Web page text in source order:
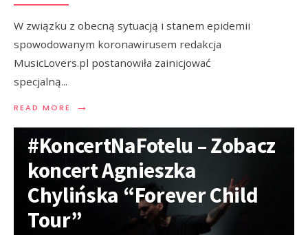
W związku z obecną sytuacją i stanem epidemii
spowodowanym koronawirusem redakcja
MusicLovers.pl postanowiła zainicjować
specjalną...
READ MORE →
#KoncertNaFotelu – Zobacz
koncert Agnieszka
Chylińska “Forever Child
Tour”